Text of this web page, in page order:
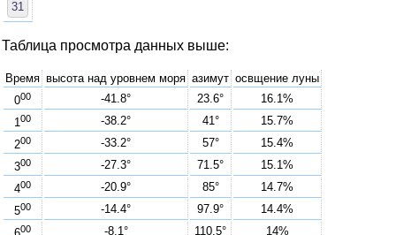
31
Таблица просмотра данных выше:
Время высота над уровнем моря азимут освщение луны
000 -41.8° 23.6°
16.1%
100 -38.2° 41°
15.7%
200 -33.2° 57°
15.4%
300 -27.3° 71.5°
15.1%
400 -20.9° 85°
14.7%
500 -14.4° 97.9°
14.4%
00 -8.1° 110.5°
14%